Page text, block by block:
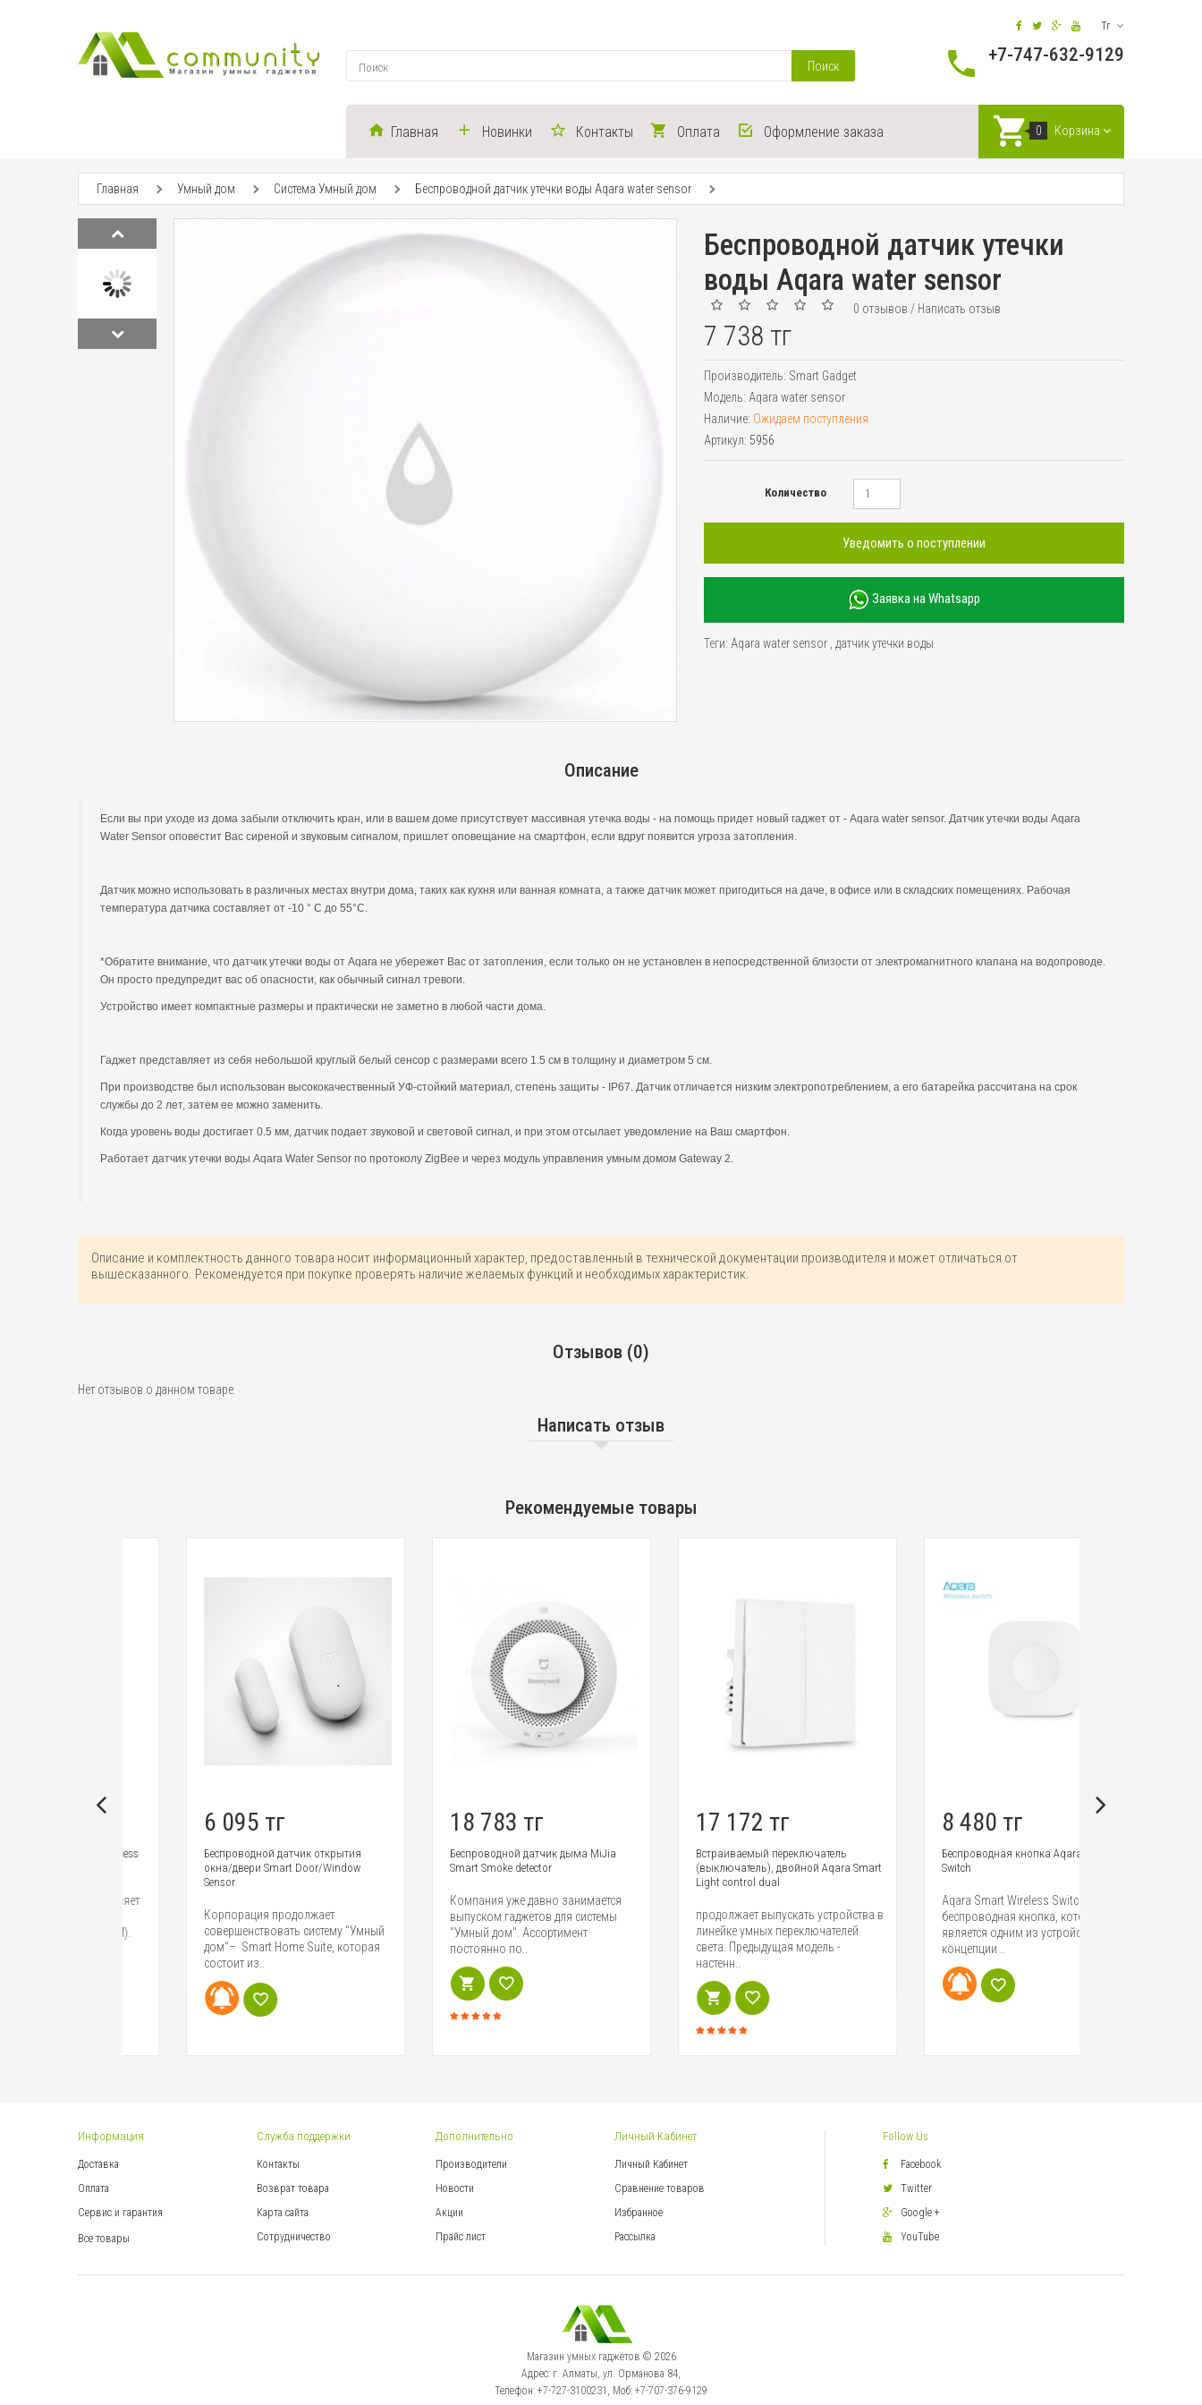
Тг
Поиск
+7-747-632-9129
Главная Новинки Контакты Оплата Оформление заказа 0 Корзина
Главная Умный дом Система Умный дом Беспроводной датчик утечки воды Aqara water sensor
Беспроводной датчик утечки
воды Aqara water sensor
0 отзывов / Написать отзыв
7 738 тг
Производитель: Smart Gadget
Модель: Aqara water sensor
Наличие: Ожидаем поступления
Артикул: 5956
Количество
Уведомить о поступлении
Заявка на Whatsapp
Теги: Aqara water sensor датчик утечки воды
Описание
Если вы при уходе из дома забыли отключить кран, или в вашем доме присутствует массивная утечка воды - на помощь придет новый гаджет от - Aqara water sensor. Датчик утечки воды Aqara
Water Sensor оповестит Вас сиреной и звуковым сигналом, пришлет оповещание на смартфон, если вдруг появится угроза затопления.
Датчик можно использовать в различных местах внутри дома, таких как кухня или ванная комната, а также датчик может пригодиться на даче, в офисе или в складских помещениях. Рабочая
температура датчика составляет от -10 ° C до 55°C.
*Обратите внимание, что датчик утечки воды от Aqara не убережет Вас от затопления, если только он не установлен в непосредственной близости от электромагнитного клапана на водопроводе.
Он просто предупредит вас об опасности, как обычный сигнал тревоги.
Устройство имеет компактные размеры и практически не заметно в любой части дома.
Гаджет представляет из себя небольшой круглый белый сенсор с размерами всего 1.5 см в толщину и диаметром 5 см.
При производстве был использован высококачественный УФ-стойкий материал, степень защиты - IP67. Датчик отличается низким электропотреблением, а его батарейка рассчитана на срок
службы до 2 лет, затем ее можно заменить.
Когда уровень воды достигает 0.5 мм, датчик подает звуковой и световой сигнал, и при этом отсылает уведомление на Ваш смартфон.
Работает датчик утечки воды Aqara Water Sensor по протоколу ZigBee и через модуль управления умным домом Gateway 2.
Описание и комплектность данного товара носит информационный характер, предоставленный в технической документации производителя и может отличаться от
вышесказанного. Рекомендуется при покупке проверять наличие желаемых функций и необходимых характеристик.
Отзывов (0)
Нет отзывов о данном товаре.
Написать отзыв
Рекомендуемые товары
6 095 тг
Беспроводной датчик открытия
окна/двери Smart Door/Window
Корпорация продолжает
совершенствовать систему "Умный
дом"– Smart Home Suite, которая
18 783 тг
Беспроводной датчик дыма MiJia
Smart Smoke detector
Компания уже давно занимается
выпуском гаджетов для системы
"Умный дом". Ассортимент
постоянно по..
17 172 тг
Встраиваемый переключатель
(выключатель), двойной Aqara Smart
Light control dual
продолжает выпускать устройства в
линейке умных переключателей
света. Предыдущая модель -
8 480 тг
Беспроводная кнопка Aqara Wireless
Switch
Aqara Smart Wireless Switch -
беспроводная кнопка, которая
является одним из устройств
Информация
Доставка
Оплата
Сервис и гарантия
Все товары
Служба поддержки
Контакты
Возврат товара
Карта сайта
Сотрудничество
Дополнительно
Производители
Новости
Акции
Прайс лист
Личный Кабинет
Личный Кабинет
Сравнение товаров
Избранное
Рассылка
Follow Us
Facebook
Twitter
Google +
YouTube
Магазин умных гаджетов © 2026
Адрес: г. Алматы, ул. Орманова 84,
Телефон: +7-727-3100231, Моб: +7-707-376-9129